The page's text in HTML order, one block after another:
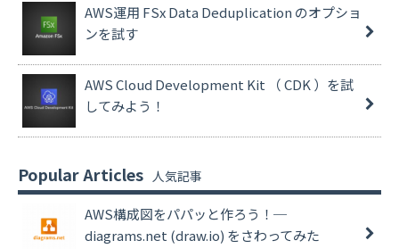
AWS運用 FSx Data Deduplication のオプショ
ンを試す
AWS Cloud Development Kit （ CDK ）を試
してみよう！
Popular Articles
AWS構成図をパパッと作ろう！─
diagrams.net (draw.io) をさわってみた